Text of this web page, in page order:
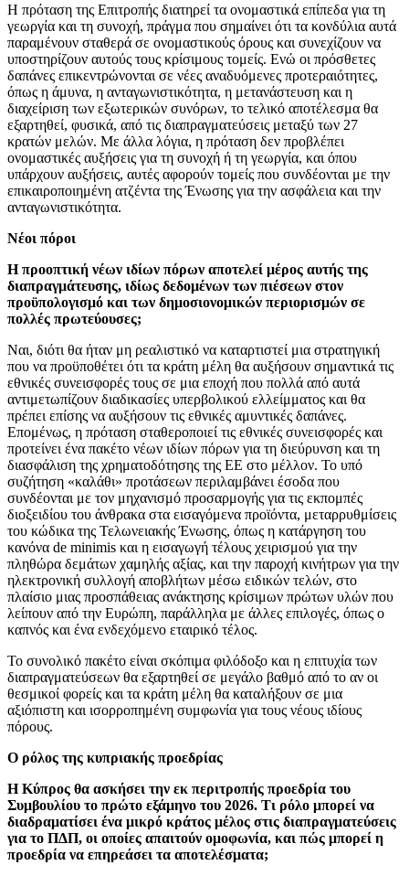
Η πρόταση της Επιτροπής διατηρεί τα ονομαστικά επίπεδα για τη
γεωργία και τη συνοχή, πράγμα που σημαίνει ότι τα κονδύλια αυτά
παραμένουν σταθερά σε ονομαστικούς όρους και συνεχίζουν να
υποστηρίζουν αυτούς τους κρίσιμους τομείς. Ενώ οι πρόσθετες
δαπάνες επικεντρώνονται σε νέες αναδυόμενες προτεραιότητες,
όπως η άμυνα, η ανταγωνιστικότητα, η μετανάστευση και η
διαχείριση των εξωτερικών συνόρων, το τελικό αποτέλεσμα θα
εξαρτηθεί, φυσικά, από τις διαπραγματεύσεις μεταξύ των 27
κρατών μελών. Με άλλα λόγια, η πρόταση δεν προβλέπει
ονομαστικές αυξήσεις για τη συνοχή ή τη γεωργία, και όπου
υπάρχουν αυξήσεις, αυτές αφορούν τομείς που συνδέονται με την
επικαιροποιημένη ατζέντα της Ένωσης για την ασφάλεια και την
ανταγωνιστικότητα.
Νέοι πόροι
Η προοπτική νέων ιδίων πόρων αποτελεί μέρος αυτής της
διαπραγμάτευσης, ιδίως δεδομένων των πιέσεων στον
προϋπολογισμό και των δημοσιονομικών περιορισμών σε
πολλές πρωτεύουσες;
Ναι, διότι θα ήταν μη ρεαλιστικό να καταρτιστεί μια στρατηγική
που να προϋποθέτει ότι τα κράτη μέλη θα αυξήσουν σημαντικά τις
εθνικές συνεισφορές τους σε μια εποχή που πολλά από αυτά
αντιμετωπίζουν διαδικασίες υπερβολικού ελλείμματος και θα
πρέπει επίσης να αυξήσουν τις εθνικές αμυντικές δαπάνες.
Επομένως, η πρόταση σταθεροποιεί τις εθνικές συνεισφορές και
προτείνει ένα πακέτο νέων ιδίων πόρων για τη διεύρυνση και τη
διασφάλιση της χρηματοδότησης της ΕΕ στο μέλλον. Το υπό
συζήτηση «καλάθι» προτάσεων περιλαμβάνει έσοδα που
συνδέονται με τον μηχανισμό προσαρμογής για τις εκπομπές
διοξειδίου του άνθρακα στα εισαγόμενα προϊόντα, μεταρρυθμίσεις
του κώδικα της Τελωνειακής Ένωσης, όπως η κατάργηση του
κανόνα de minimis και η εισαγωγή τέλους χειρισμού για την
πληθώρα δεμάτων χαμηλής αξίας, και την παροχή κινήτρων για την
ηλεκτρονική συλλογή αποβλήτων μέσω ειδικών τελών, στο
πλαίσιο μιας προσπάθειας ανάκτησης κρίσιμων πρώτων υλών που
λείπουν από την Ευρώπη, παράλληλα με άλλες επιλογές, όπως ο
καπνός και ένα ενδεχόμενο εταιρικό τέλος.
Το συνολικό πακέτο είναι σκόπιμα φιλόδοξο και η επιτυχία των
διαπραγματεύσεων θα εξαρτηθεί σε μεγάλο βαθμό από το αν οι
θεσμικοί φορείς και τα κράτη μέλη θα καταλήξουν σε μια
αξιόπιστη και ισορροπημένη συμφωνία για τους νέους ιδίους
πόρους.
Ο ρόλος της κυπριακής προεδρίας
Η Κύπρος θα ασκήσει την εκ περιτροπής προεδρία του
Συμβουλίου το πρώτο εξάμηνο του 2026. Τι ρόλο μπορεί να
διαδραματίσει ένα μικρό κράτος μέλος στις διαπραγματεύσεις
για το ΠΔΠ, οι οποίες απαιτούν ομοφωνία, και πώς μπορεί η
προεδρία να επηρεάσει τα αποτελέσματα;